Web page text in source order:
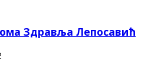
Здравља Лепосавић